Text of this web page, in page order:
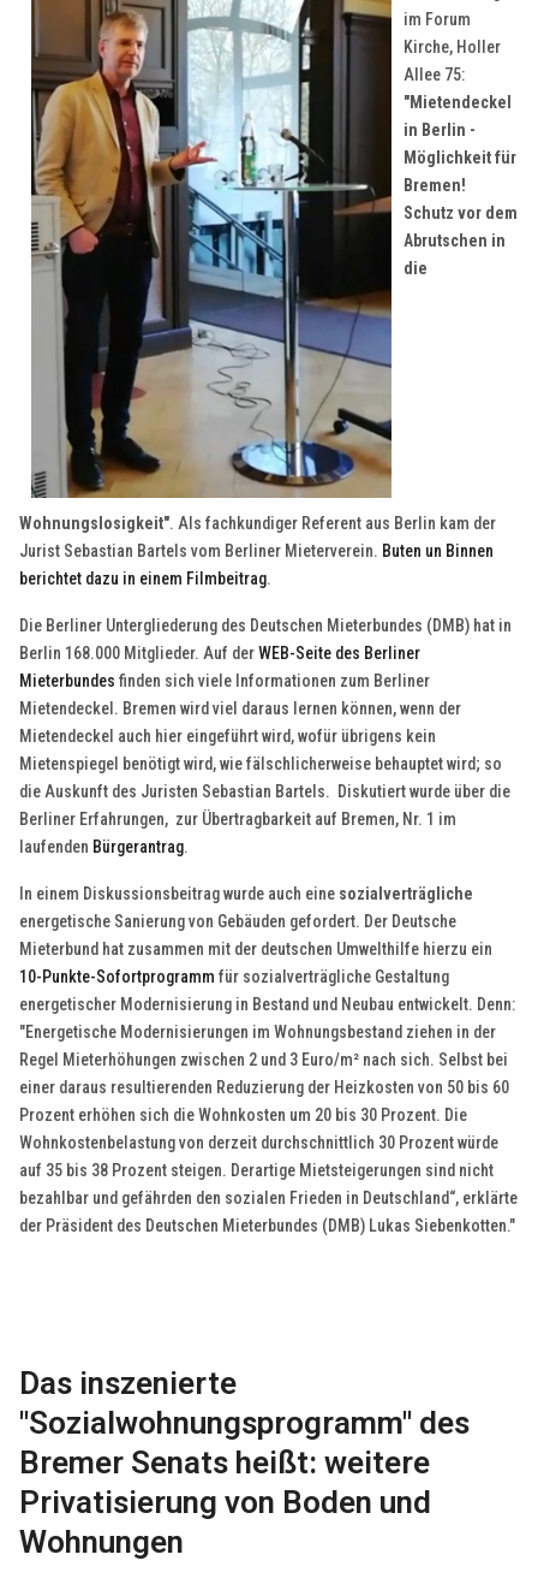
im Forum
Kirche, Holler
Allee 75:
"Mietendeckel
in Berlin -
Möglichkeit für
Bremen!
Schutz vor dem
Abrutschen in
die
Wohnungslosigkeit". Als fachkundiger Referent aus Berlin kam der
Jurist Sebastian Bartels vom Berliner Mieterverein. Buten un Binnen
berichtet dazu in einem Filmbeitrag.
Die Berliner Untergliederung des Deutschen Mieterbundes (DMB) hat in
Berlin 168.000 Mitglieder. Auf derWEB-Seite des Berliner
Mieterbundes finden sich viele Informationen zum Berliner
Mietendeckel. Bremen wird viel daraus lernen können, wenn der
Mietendeckel auch hier eingeführt wird, wofür übrigens kein
Mietenspiegel benötigt wird, wie fälschlicherweise behauptet wird; so
die Auskunft des Juristen Sebastian Bartels. Diskutiert wurde über die
Berliner Erfahrungen, zur Übertragbarkeit auf Bremen, Nr. 1 im
laufenden Bürgerantrag.
In einem Diskussionsbeitrag wurde auch eine sozialverträgliche
energetische Sanierung von Gebäuden gefordert. Der Deutsche
Mieterbund hat zusammen mit der deutschen Umwelthilfe hierzu ein
10-Punkte-Sofortprogramm für sozialverträgliche Gestaltung
energetischer Modernisierung in Bestand und Neubau entwickelt. Denn:
"Energetische Modernisierungen im Wohnungsbestand ziehen in der
Regel Mieterhöhungen zwischen 2 und 3 Euro/m² nach sich. Selbst bei
einer daraus resultierenden Reduzierung der Heizkosten von 50 bis 60
Prozent erhöhen sich die Wohnkosten um 20 bis 30 Prozent. Die
Wohnkostenbelastung von derzeit durchschnittlich 30 Prozent würde
auf 35 bis 38 Prozent steigen. Derartige Mietsteigerungen sind nicht
bezahlbar und gefährden den sozialen Frieden in Deutschland“, erklärte
der Präsident des Deutschen Mieterbundes (DMB) Lukas Siebenkotten."
Das inszenierte
"Sozialwohnungsprogramm" des
Bremer Senats heißt: weitere
Privatisierung von Boden und
Wohnungen